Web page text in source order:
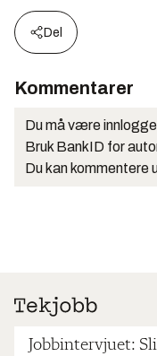
Del
Kommentarer
Du må være
Bruk BankID for
Du kan kommentere
Jobbintervjuet: